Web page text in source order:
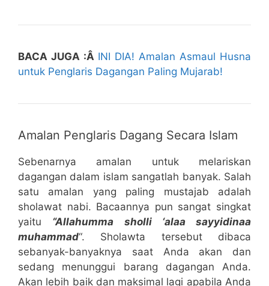
BACA JUGA :Â INI DIA! Amalan Asmaul Husna
untuk Penglaris Dagangan Paling Mujarab!
Amalan Penglaris Dagang Secara Islam
Sebenarnya amalan untuk melariskan
dagangan dalam islam sangatlah banyak. Salah
satu amalan yang paling mustajab adalah
sholawat nabi. Bacaannya pun sangat singkat
yaitu “Allahumma sholli ‘alaa sayyidinaa
muhammad“. Sholawta tersebut dibaca
sebanyak-banyaknya saat Anda akan dan
sedang menunggui barang dagangan Anda.
Akan lebih baik dan maksimal lagi apabila Anda